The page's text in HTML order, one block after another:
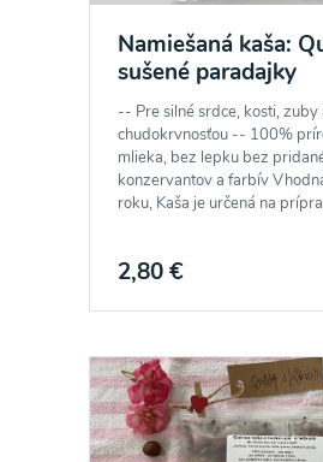
Namiešaná kaša:
sušené paradajky
-- Pre silné srdce, kosti, zuby
chudokrvnosťou -- 100%
mlieka, bez lepku bez
konzervantov a farbív
roku, Kaša je určená na
2,80 €